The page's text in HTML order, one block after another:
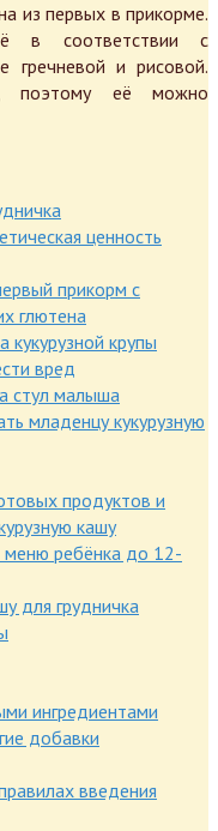
из первых в прикорме.
в соответствии с
гречневой и рисовой.
поэтому её можно
ценность
прикорм с
глютена
кукурузной крупы
вред
стул малыша
младенцу кукурузную
продуктов и
кашу
меню ребёнка до 12-
для грудничка
ингредиентами
добавки
введения